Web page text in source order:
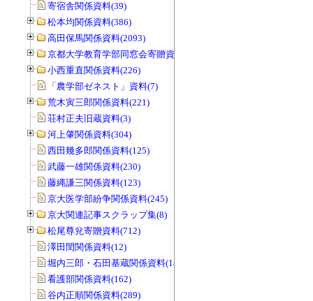
寄宿舎関係資料(39)
松本均関係資料(386)
高田保馬関係資料(2093)
京都大学教育学部同窓会寄贈資料(963)
小西重直関係資料(226)
「農学部ゼネスト」資料(7)
荒木寅三郎関係資料(221)
荘村正夫旧蔵資料(3)
河上肇関係資料(304)
西田幾多郎関係資料(125)
武藤一雄関係資料(230)
藤縄謙三関係資料(123)
京大医学部紛争関係資料(245)
京大関連記事スクラップ集(8)
松尾尊兊寄贈資料(712)
澤田閏関係資料(12)
堀内三郎・石田基蔵関係資料(189)
看護部関係資料(162)
谷内正順関係資料(289)